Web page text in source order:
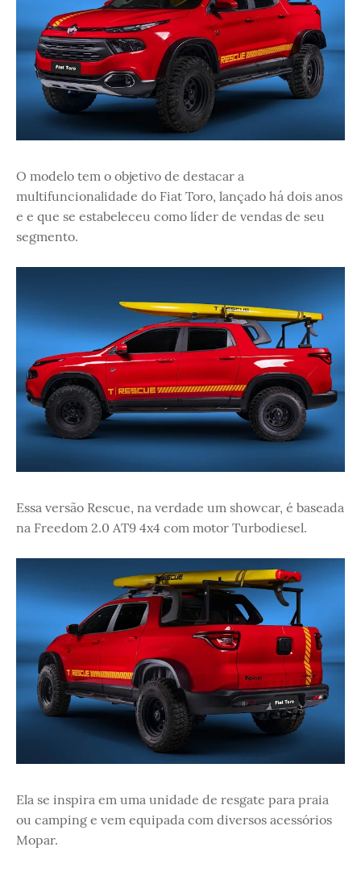
O modelo tem o objetivo de destacar a
multifuncionalidade do Fiat Toro, lançado há dois anos
e e que se estabeleceu como líder de vendas de seu
segmento.
Essa versão Rescue, na verdade um showcar, é baseada
na Freedom 2.0 AT9 4x4 com motor Turbodiesel.
Ela se inspira em uma unidade de resgate para praia
ou camping e vem equipada com diversos acessórios
Mopar.